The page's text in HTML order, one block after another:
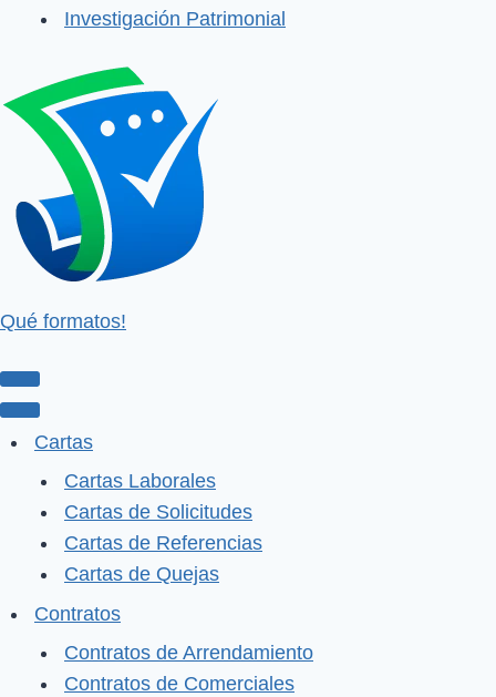
Investigación Patrimonial
Qué formatos!
Menú
de
navegación
Menú
de
navegación
Cartas
Cartas Laborales
Cartas de Solicitudes
Cartas de Referencias
Cartas de Quejas
Contratos
Contratos de Arrendamiento
Contratos de Comerciales